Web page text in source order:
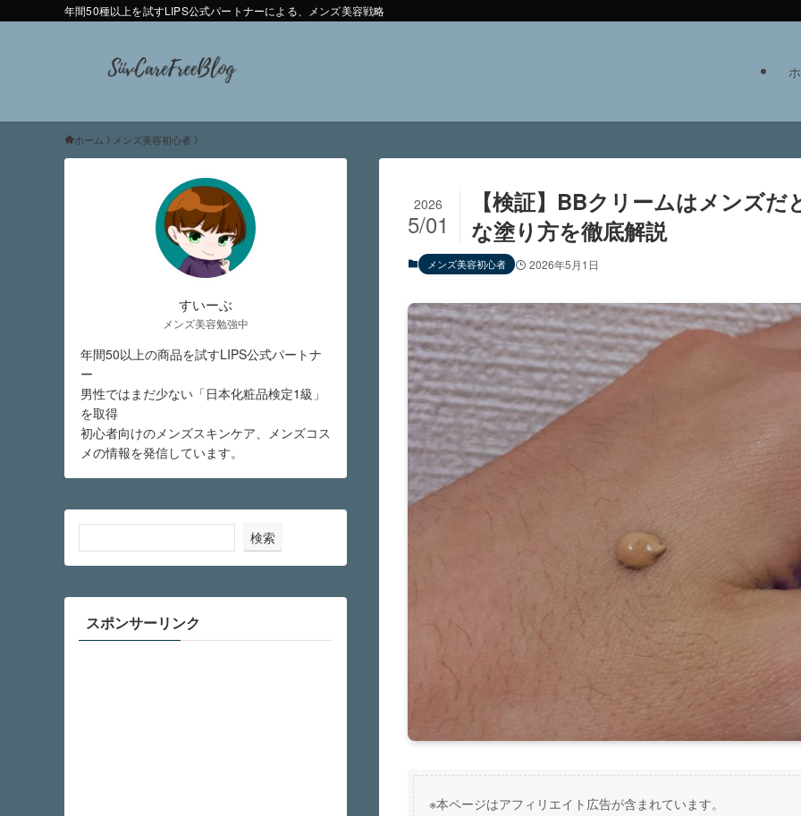
年間50種以上を試すLIPS公式パートナーによる、メンズ美容戦略
ホーム メンズ美容初心者
【検証】BBクリームはメンズ
な塗り方を徹底解説
2026
5/01
メンズ美容初心者 2026年5月1日
※本ページはアフィリエイト広告が含まれています。
すいーぶ
メンズ美容勉強中
年間50以上の商品を試すLIPS公式パートナ
ー
男性ではまだ少ない「日本化粧品検定1級」
を取得
初心者向けのメンズスキンケア、メンズコス
メの情報を発信しています。
検索
スポンサーリンク